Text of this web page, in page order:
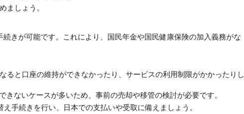
ましょう。
きが可能です。これにより、国民年金や国民健康保険の加入義務がな
ると口座の維持ができなかったり、サービスの利用制限がかかったりし
きないケースが多いため、事前の売却や移管の検討が必要です。
え手続きを行い、日本での支払いや受取に備えましょう。